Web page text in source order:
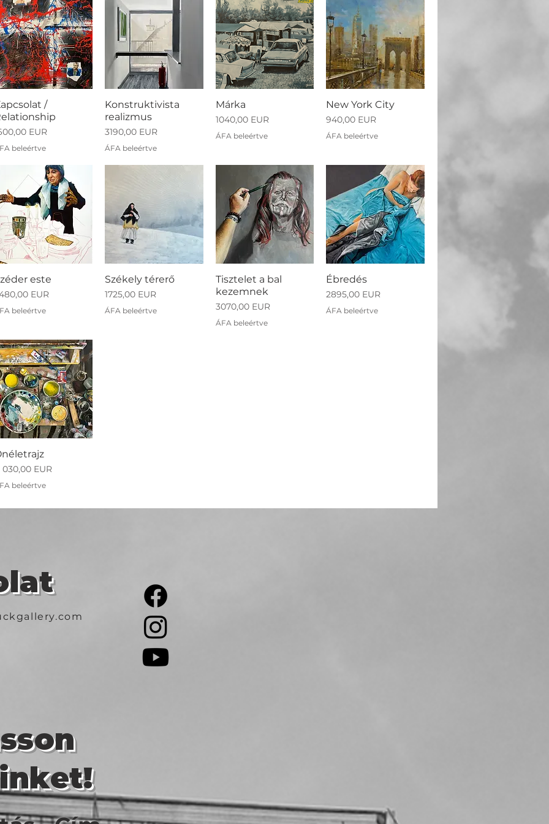
/
EUR
beleértve
Konstruktivista
realizmus
Ár
3190,00 EUR
ÁFA beleértve
Márka
Ár
1040,00 EUR
ÁFA beleértve
New York City
Ár
940,00 EUR
ÁFA beleértve
este
EUR
beleértve
Székely térerő
Ár
1725,00 EUR
ÁFA beleértve
Tisztelet a bal
kezemnek
Ár
3070,00 EUR
ÁFA beleértve
Ébredés
Ár
2895,00 EUR
ÁFA beleértve
030,00 EUR
beleértve